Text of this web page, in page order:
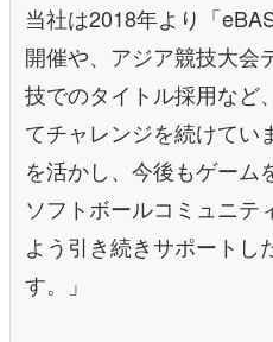
当社は2018年より「
開催や、アジア競技大会
技でのタイトル採用など
てチャレンジを続けてい
を活かし、今後もゲーム
ソフトボールコミュニテ
よう引き続きサポートし
す。」